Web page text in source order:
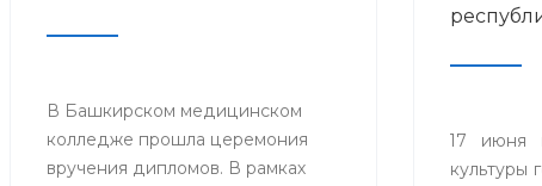
В Башкирском медицинском
колледже прошла церемония
вручения дипломов. В рамках
17 июня
культуры